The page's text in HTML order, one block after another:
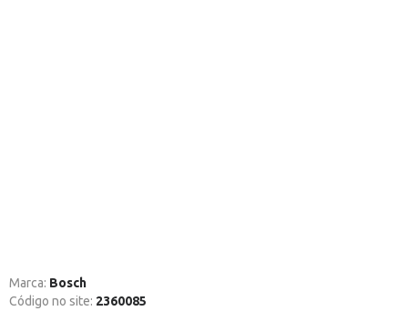
Marca: Bosch
Código no site: 2360085